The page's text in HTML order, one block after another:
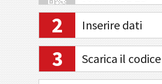
Attività
Mobile Tagging
2 Inserire dati
3 Scarica il codice